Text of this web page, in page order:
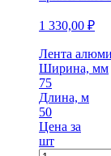
1 330,00 ₽
Лента
Ширина, мм
75
Длина, м
50
Цена за
шт